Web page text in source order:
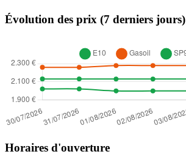
Évolution des prix (7 derniers jours)
Horaires d'ouverture